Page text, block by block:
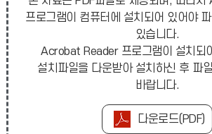
프로그램이 컴퓨터에 설치되어 있어야
있습니다.
Acrobat Reader 프로그램이 설치되
설치파일을 다운받아 설치하신 후 파
바랍니다.
다운로드(PDF)